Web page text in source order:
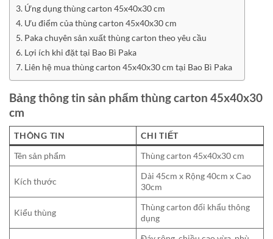
Ứng dụng thùng carton 45x40x30 cm
Ưu điểm của thùng carton 45x40x30 cm
Paka chuyên sản xuất thùng carton theo yêu cầu
Lợi ích khi đặt tại Bao Bì Paka
Liên hệ mua thùng carton 45x40x30 cm tại Bao Bì Paka
Bảng thông tin sản phẩm thùng carton 45x40x30
cm
THÔNG TIN
CHI TIẾT
Tên sản phẩm
Thùng carton 45x40x30 cm
Kích thước
Dài 45cm x Rộng 40cm x Cao
30cm
Kiểu thùng
Thùng carton đối khẩu thông
dụng